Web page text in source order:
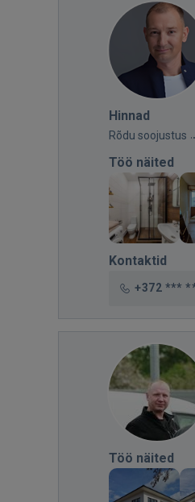
Hinnad
Rõdu soojustus
Töö näited
Kontaktid
+372 ***
Töö näited